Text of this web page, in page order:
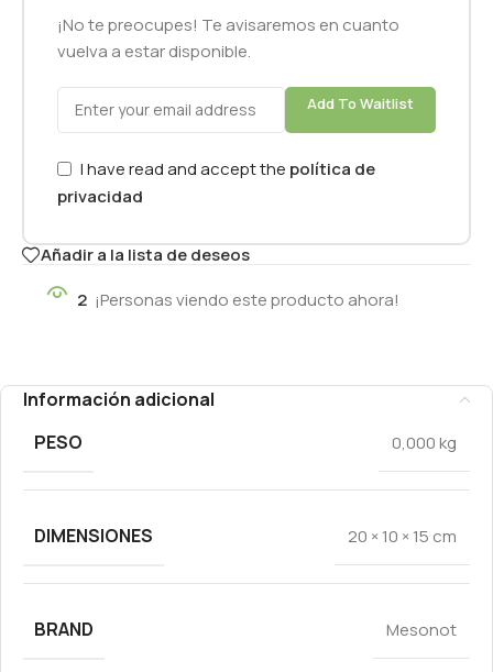
¡No te preocupes! Te avisaremos en cuanto
vuelva a estar disponible.
Add To Waitlist
I have read and accept the política de
privacidad
Añadir a la lista de deseos
2 ¡Personas viendo este producto ahora!
Información adicional
PESO
0,000 kg
DIMENSIONES 20 × 10 × 15 cm
BRAND Mesonot